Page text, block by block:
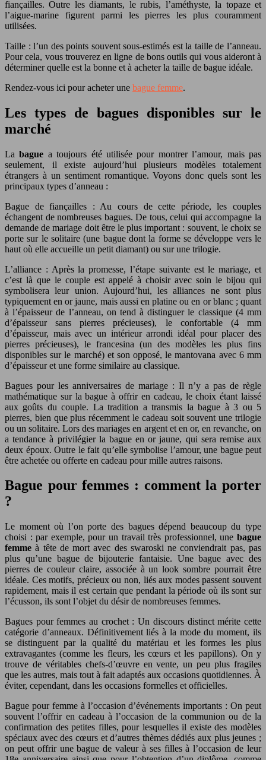
fiançailles. Outre les diamants, le rubis, l’améthyste, la topaze et
l’aigue-marine figurent parmi les pierres les plus couramment
utilisées.
Taille : l’un des points souvent sous-estimés est la taille de l’anneau.
Pour cela, vous trouverez en ligne de bons outils qui vous aideront à
déterminer quelle est la bonne et à acheter la taille de bague idéale.
Rendez-vous ici pour acheter une bague femme.
Les types de bagues disponibles sur le
marché
Labague a toujours été utilisée pour montrer l’amour, mais pas
seulement, il existe aujourd’hui plusieurs modèles totalement
étrangers à un sentiment romantique. Voyons donc quels sont les
principaux types d’anneau :
Bague de fiançailles : Au cours de cette période, les couples
échangent de nombreuses bagues. De tous, celui qui accompagne la
demande de mariage doit être le plus important : souvent, le choix se
porte sur le solitaire (une bague dont la forme se développe vers le
haut où elle accueille un petit diamant) ou sur une trilogie.
L’alliance : Après la promesse, l’étape suivante est le mariage, et
c’est là que le couple est appelé à choisir avec soin le bijou qui
symbolisera leur union. Aujourd’hui, les alliances ne sont plus
typiquement en or jaune, mais aussi en platine ou en or blanc ; quant
à l’épaisseur de l’anneau, on tend à distinguer le classique (4 mm
d’épaisseur sans pierres précieuses), le confortable (4 mm
d’épaisseur, mais avec un intérieur arrondi idéal pour placer des
pierres précieuses), le francesina (un des modèles les plus fins
disponibles sur le marché) et son opposé, le mantovana avec 6 mm
d’épaisseur et une forme similaire au classique.
Bagues pour les anniversaires de mariage : Il n’y a pas de règle
mathématique sur la bague à offrir en cadeau, le choix étant laissé
aux goûts du couple. La tradition a transmis la bague à 3 ou 5
pierres, bien que plus récemment le cadeau soit souvent une trilogie
ou un solitaire. Lors des mariages en argent et en or, en revanche, on
a tendance à privilégier la bague en or jaune, qui sera remise aux
deux époux. Outre le fait qu’elle symbolise l’amour, une bague peut
être achetée ou offerte en cadeau pour mille autres raisons.
Bague pour femmes : comment la porter
?
Le moment où l’on porte des bagues dépend beaucoup du type
choisi : par exemple, pour un travail très professionnel, une bague
femme à tête de mort avec des swaroski ne conviendrait pas, pas
plus qu’une bague de bijouterie fantaisie. Une bague avec des
pierres de couleur claire, associée à un look sombre pourrait être
idéale. Ces motifs, précieux ou non, liés aux modes passent souvent
rapidement, mais il est certain que pendant la période où ils sont sur
l’écusson, ils sont l’objet du désir de nombreuses femmes.
Bagues pour femmes au crochet : Un discours distinct mérite cette
catégorie d’anneaux. Définitivement liés à la mode du moment, ils
se distinguent par la qualité du matériau et les formes les plus
extravagantes (comme les fleurs, les cœurs et les papillons). On y
trouve de véritables chefs-d’œuvre en vente, un peu plus fragiles
que les autres, mais tout à fait adaptés aux occasions quotidiennes. À
éviter, cependant, dans les occasions formelles et officielles.
Bague pour femme à l’occasion d’événements importants : On peut
souvent l’offrir en cadeau à l’occasion de la communion ou de la
confirmation des petites filles, pour lesquelles il existe des modèles
spéciaux avec des cœurs et d’autres thèmes dédiés aux plus jeunes ;
on peut offrir une bague de valeur à ses filles à l’occasion de leur